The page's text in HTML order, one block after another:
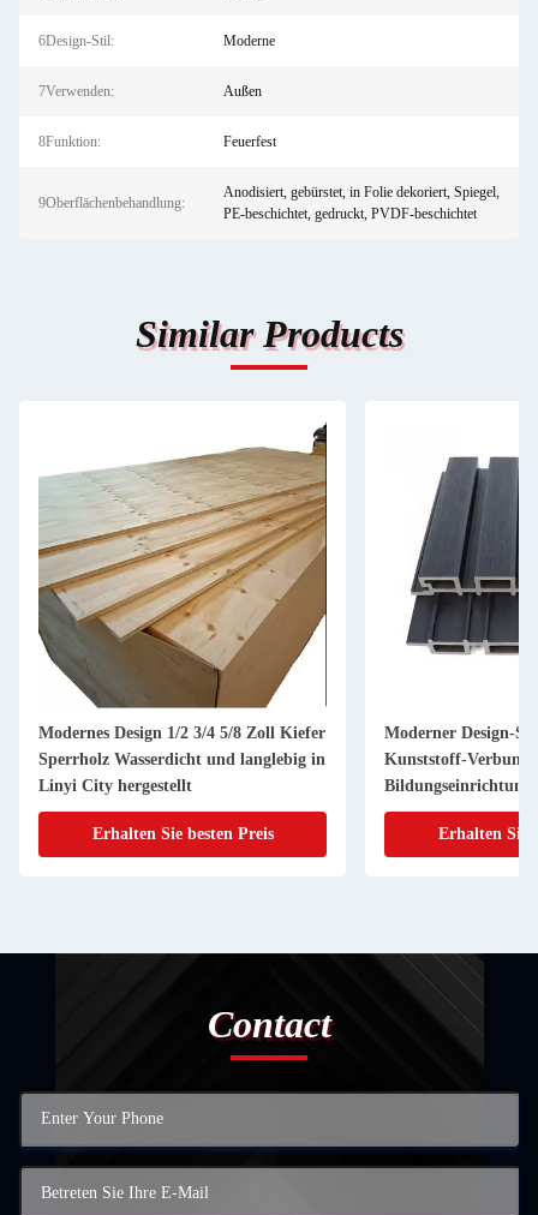
6Design-Stil: Moderne
7Verwenden: Außen
8Funktion: Feuerfest
9Oberflächenbehandlung:
Anodisiert, gebürstet, in Folie dekoriert, Spiegel,
PE-beschichtet, gedruckt, PVDF-beschichtet
Similar Products
Modernes Design 1/2 3/4 5/8 Zoll Kiefer
Sperrholz Wasserdicht und langlebig in
Linyi City hergestellt
Erhalten Sie besten Preis
Moderner Design-
Kunststoff-
Erhalten Sie
Contact